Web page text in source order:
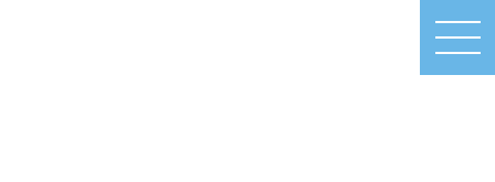
MEN
U